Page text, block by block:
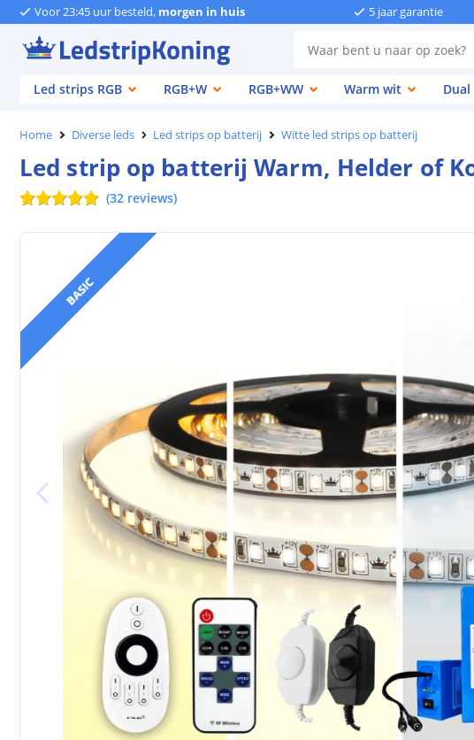
Voor 23:45 uur besteld, morgen in huis 5 jaar garantie
Led strips RGB
RGB+W RGB+WW Warm wit
Home Diverse leds Led strips op batterij Witte led strips op batterij
Led strip op batterij Warm, Helder of
(32 reviews)
BASIC